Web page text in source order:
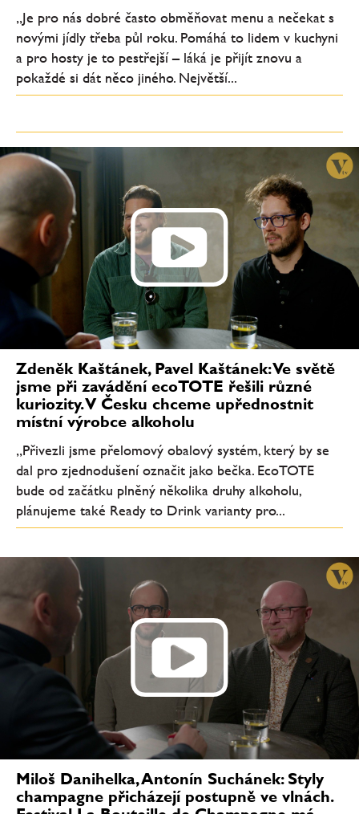
„Je pro nás dobré často obměňovat menu a nečekat s
novými jídly třeba půl roku. Pomáhá to lidem v kuchyni
a pro hosty je to pestřejší – láká je přijít znovu a
pokaždé si dát něco jiného. Největší...
Zdeněk Kaštánek, Pavel Kaštánek: Ve světě
jsme při zavádění ecoTOTE řešili různé
kuriozity. V Česku chceme upřednostnit
místní výrobce alkoholu
„Přivezli jsme přelomový obalový systém, který by se
dal pro zjednodušení označit jako bečka. EcoTOTE
bude od začátku plněný několika druhy alkoholu,
plánujeme také Ready to Drink varianty pro...
Miloš Danihelka, Antonín Suchánek: Styly
champagne přicházejí postupně ve vlnách.